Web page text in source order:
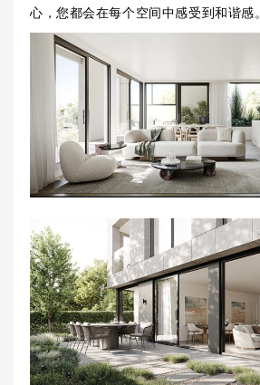
心，您都会在每个空间中感受到和谐感。